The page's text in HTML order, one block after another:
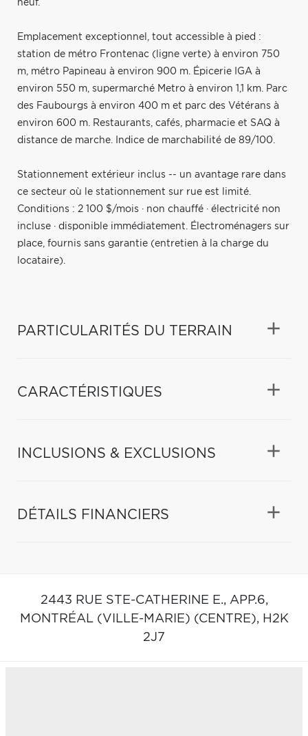
neuf.
Emplacement exceptionnel, tout accessible à pied :
station de métro Frontenac (ligne verte) à environ 750
m, métro Papineau à environ 900 m. Épicerie IGA à
environ 550 m, supermarché Metro à environ 1,1 km. Parc
des Faubourgs à environ 400 m et parc des Vétérans à
environ 600 m. Restaurants, cafés, pharmacie et SAQ à
distance de marche. Indice de marchabilité de 89/100.
Stationnement extérieur inclus -- un avantage rare dans
ce secteur où le stationnement sur rue est limité.
Conditions : 2 100 $/mois · non chauffé · électricité non
incluse · disponible immédiatement. Électroménagers sur
place, fournis sans garantie (entretien à la charge du
locataire).
PARTICULARITÉS DU TERRAIN
CARACTÉRISTIQUES
INCLUSIONS & EXCLUSIONS
DÉTAILS FINANCIERS
2443 RUE STE-CATHERINE E., APP.6,
MONTRÉAL (VILLE-MARIE) (CENTRE), H2K
2J7